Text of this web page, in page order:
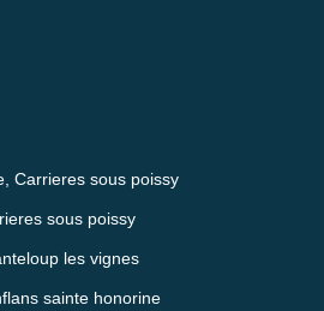
Carrieres sous poissy
sous poissy
les vignes
sainte honorine